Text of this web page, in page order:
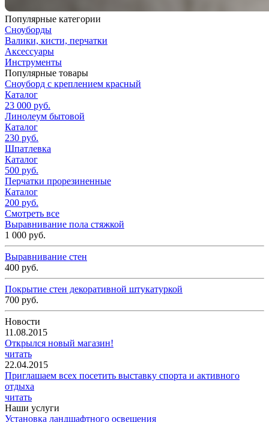
Популярные категории
Сноуборды
Валики, кисти, перчатки
Аксессуары
Инструменты
Популярные товары
Сноуборд с креплением красный
Каталог
23 000 руб.
Линолеум бытовой
Каталог
230 руб.
Шпатлевка
Каталог
500 руб.
Перчатки прорезиненные
Каталог
200 руб.
Смотреть все
Выравнивание пола стяжкой
1 000 руб.
Выравнивание стен
400 руб.
Покрытие стен декоративной штукатуркой
700 руб.
Новости
11.08.2015
Открылся новый магазин!
читать
22.04.2015
Приглашаем всех посетить выставку спорта и активного
отдыха
читать
Наши услуги
Установка ландшафтного освещения